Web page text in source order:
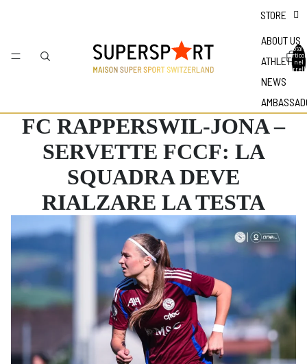
STORE
ABOUT US
ATHLETES
NEWS
Totale
nel
FC RAPPERSWIL-JONA –
SERVETTE FCCF: LA
SQUADRA DEVE
RIALZARE LA TESTA